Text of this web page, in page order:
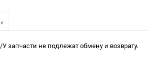
запчасти не подлежат обмену и возврату.